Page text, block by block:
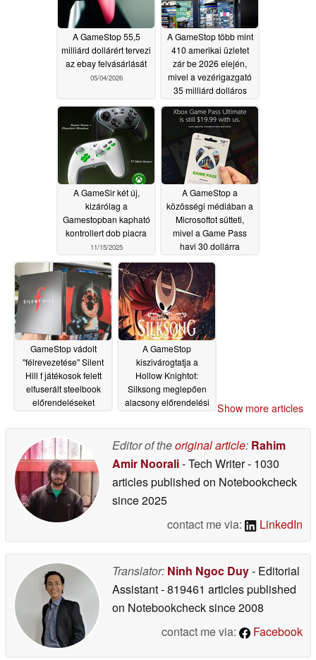
A GameStop 55,5
milliárd dollárért tervezi
az ebay felvásárlását
05/04/2026
A GameStop több mint
410 amerikai üzletet
zár be 2026 elején,
mivel a vezérigazgató
35 milliárd dolláros
hatalmas
felháborodást vált ki
01/12/2026
A GameSir két új,
kizárólag a
Gamestopban kapható
kontrollert dob piacra
11/15/2025
A GameStop a
közösségi médiában a
Microsoftot sütteti,
mivel a Game Pass
havi 30 dollárra
GameStop vádolt
"félrevezetése" Silent
Hill f játékosok felett
elfuserált steelbook
előrendeléseket
A GameStop
kiszivárogtatja a
Hollow Knightot:
Silksong meglepően
alacsony előrendelési
Show more articles
Editor of theoriginal article: Rahim
Amir Noorali- Tech Writer- 1030
articles published on Notebookcheck
since 2025
contact me via:
LinkedIn
Translator: Ninh Ngoc Duy- Editorial
Assistant- 819461 articles published
on Notebookchecksince 2008
contact me via:
Facebook